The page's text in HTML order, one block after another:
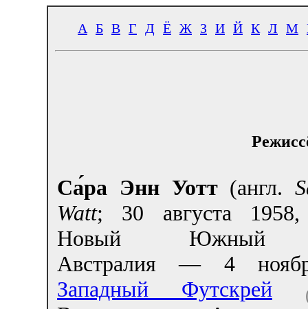
А Б В Г Д Ё Ж З И Й К Л М
Са́ра Энн Уотт(англ.
Watt; 30 августа
Новый Южный
Австралия — 4
Западный Футскрей